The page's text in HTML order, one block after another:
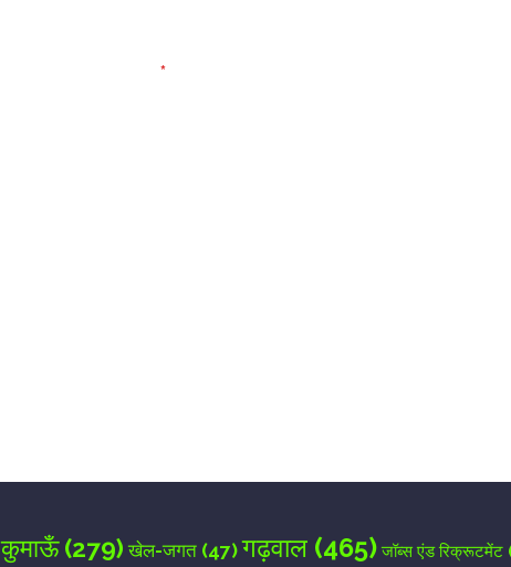
*
कुमाऊँ(279) खेल-जगत (47) गढ़वाल (465) जॉब्स एंड रिक्रूटमेंट